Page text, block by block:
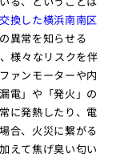
換した横浜南南区
異常を知らせる
様々なリスクを伴
ァンモーターや内
電」や「発火」の
に発熱したり、電
合、火災に繋がる
えて焦げ臭い匂い